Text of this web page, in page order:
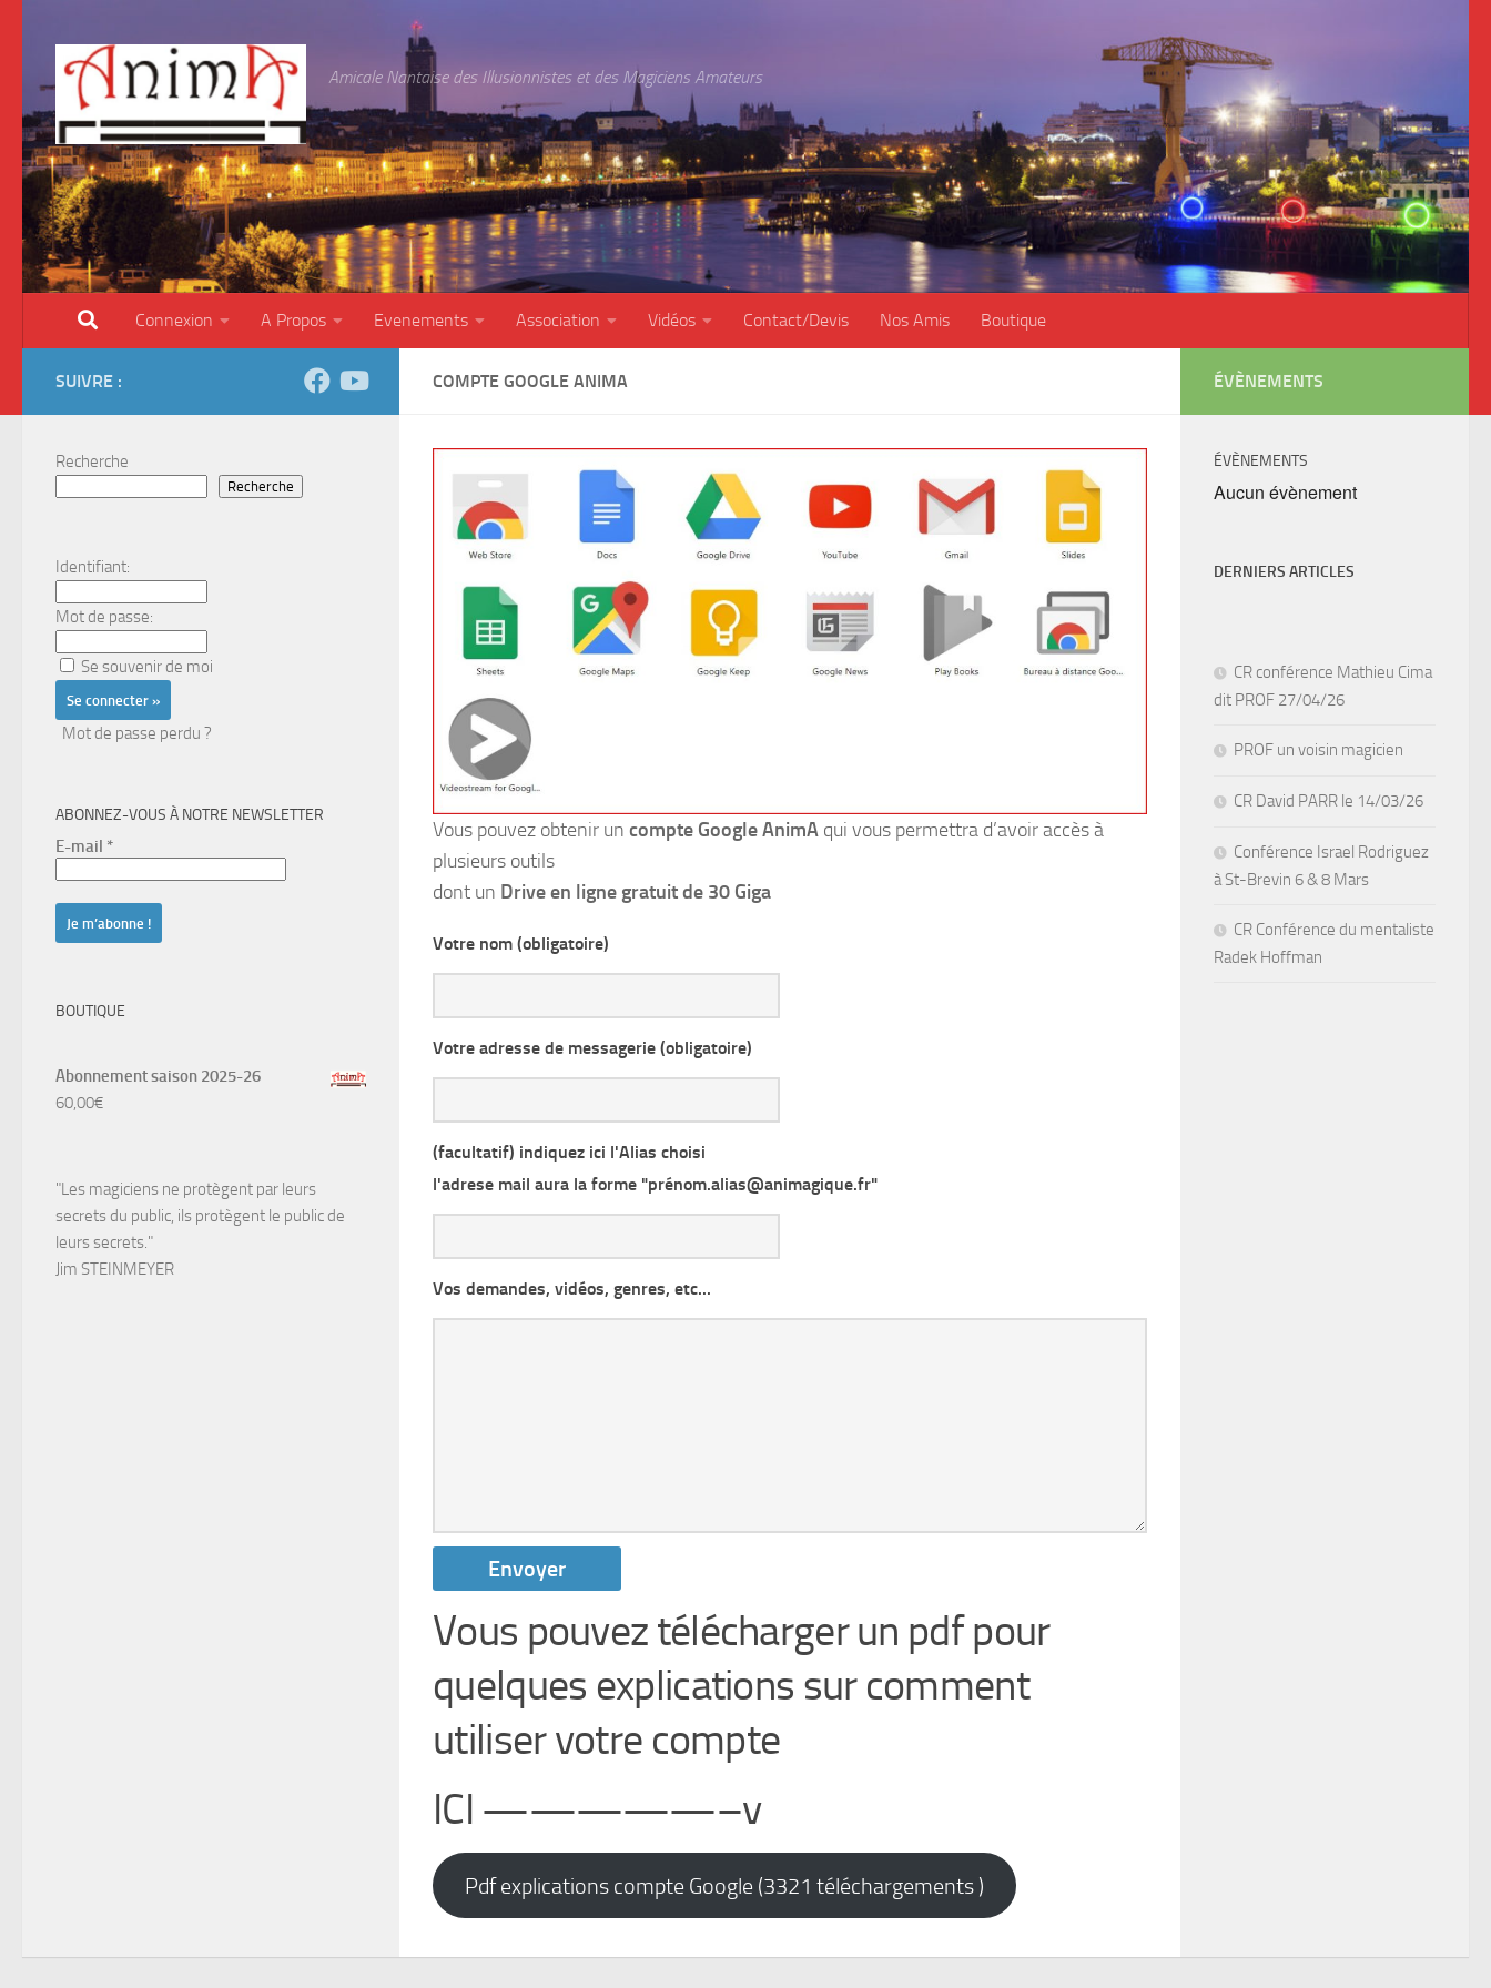
Amicale Nantaise des Illusionnistes et des Magiciens Amateurs
Connexion A Propos Evenements Association Vidéos Contact/Devis Nos Amis Boutique
COMPTE GOOGLE ANIMA
Vous pouvez obtenir un compte Google AnimA qui vous permettra d’avoir accès à
plusieurs outils
dont un Drive en ligne gratuit de 30 Giga
Votre nom (obligatoire)
Votre adresse de messagerie (obligatoire)
(facultatif) indiquez ici l'Alias choisi
l'adrese mail aura la forme "prénom.alias@animagique.fr"
Vos demandes, vidéos, genres, etc...
Vous pouvez télécharger un pdf pour
quelques explications sur comment
utiliser votre compte
ICI —————–v
Pdf explications compte Google (3321 téléchargements )
SUIVRE :
Recherche
Recherche
Identifiant:
Mot de passe:
Se souvenir de moi
Mot de passe perdu ?
ABONNEZ-VOUS À NOTRE NEWSLETTER
E-mail *
BOUTIQUE
Abonnement saison 2025-26
60,00€
"Les magiciens ne protègent par leurs
secrets du public, ils protègent le public de
leurs secrets."
Jim STEINMEYER
ÉVÈNEMENTS
ÉVÈNEMENTS
Aucun évènement
DERNIERS ARTICLES
CR conférence Mathieu Cima
dit PROF 27/04/26
PROF un voisin magicien
CR David PARR le 14/03/26
Conférence Israel Rodriguez
à St-Brevin 6 & 8 Mars
CR Conférence du mentaliste
Radek Hoffman